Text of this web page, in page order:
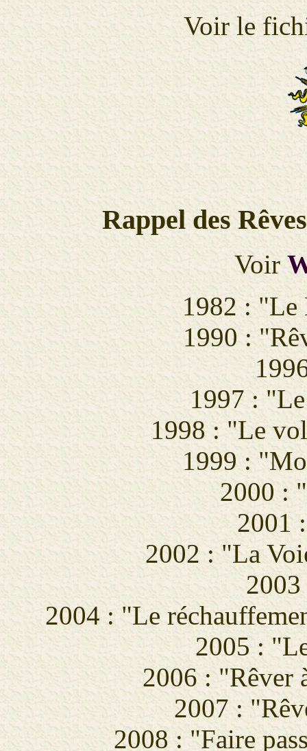
Voir le
Rappel des
Voir
1982 : "Le
1990 :
1997 :
1998 : "Le
1999 :
2000 :
2001
2002 : "La
2004 : "Le
2005 :
2006 : "Rêver
2007 :
2008 : "Faire